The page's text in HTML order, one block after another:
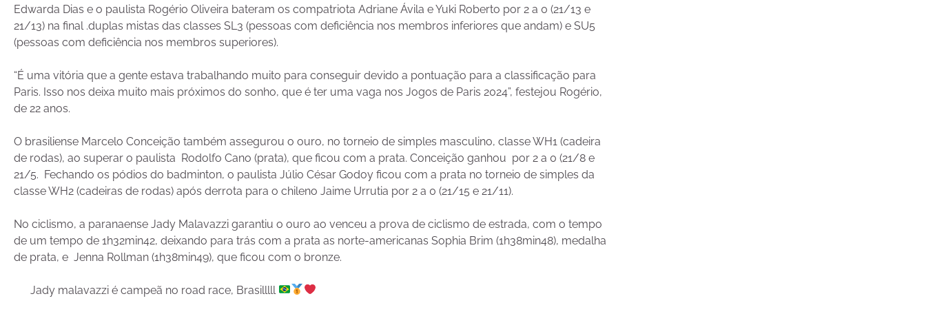
Edwarda Dias e o paulista Rogério Oliveira bateram os compatriota Adriane Ávila e Yuki Roberto por 2 a 0 (21/13 e
21/13) na final .duplas mistas das classes SL3 (pessoas com deficiência nos membros inferiores que andam) e SU5
(pessoas com deficiência nos membros superiores).
“É uma vitória que a gente estava trabalhando muito para conseguir devido a pontuação para a classificação para
Paris. Isso nos deixa muito mais próximos do sonho, que é ter uma vaga nos Jogos de Paris 2024”, festejou Rogério,
de 22 anos.
O brasiliense Marcelo Conceição também assegurou o ouro, no torneio de simples masculino, classe WH1 (cadeira
de rodas), ao superar o paulista Rodolfo Cano (prata), que ficou com a prata. Conceição ganhou por 2 a 0 (21/8 e
21/5. Fechando os pódios do badminton, o paulista Júlio César Godoy ficou com a prata no torneio de simples da
classe WH2 (cadeiras de rodas) após derrota para o chileno Jaime Urrutia por 2 a 0 (21/15 e 21/11).
No ciclismo, a paranaense Jady Malavazzi garantiu o ouro ao venceu a prova de ciclismo de estrada, com o tempo
de um tempo de 1h32min42, deixando para trás com a prata as norte-americanas Sophia Brim (1h38min48), medalha
de prata, e Jenna Rollman (1h38min49), que ficou com o bronze.
Jady malavazzi é campeã no road race, Brasilllll